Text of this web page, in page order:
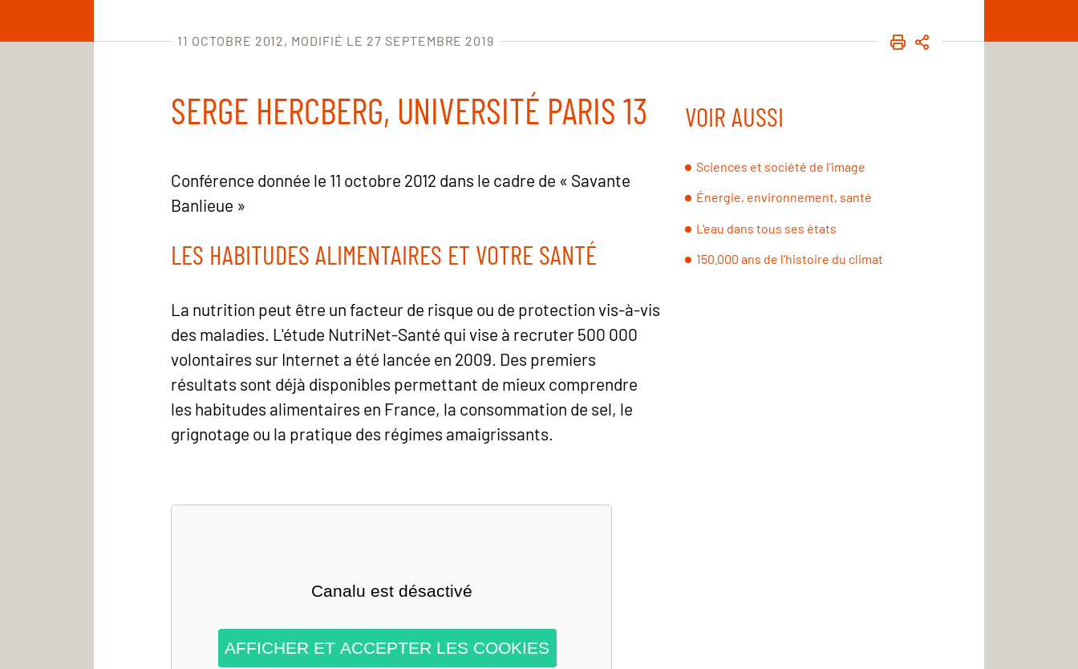
11 OCTOBRE 2012 MODIFIÉ LE 27 SEPTEMBRE 2019 IMPRIMER
PARTAGER
SERGE HERCBERG, UNIVERSITÉ PARIS 13
Conférence donnée le 11 octobre 2012 dans le cadre de « Savante
Banlieue »
LES HABITUDES ALIMENTAIRES ET VOTRE SANTÉ
La nutrition peut être un facteur de risque ou de protection vis-à-vis
des maladies. L'étude NutriNet-Santé qui vise à recruter 500 000
volontaires sur Internet a été lancée en 2009. Des premiers
résultats sont déjà disponibles permettant de mieux comprendre
les habitudes alimentaires en France, la consommation de sel, le
grignotage ou la pratique des régimes amaigrissants.
Canalu est désactivé
AFFICHER ET ACCEPTER LES COOKIES
VOIR AUSSI
Sciences et société de l'image
Énergie, environnement, santé
L'eau dans tous ses états
150.000 ans de l'histoire du climat